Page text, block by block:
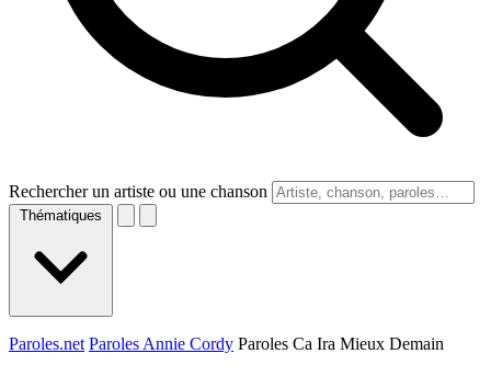
Rechercher un artiste ou une chanson
Thématiques
Paroles.net Paroles Annie Cordy Paroles Ca Ira Mieux Demain